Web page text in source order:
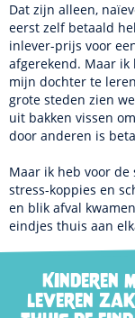
Dat zijn alleen,
eerst zelf betaald
inlever-prijs voor
afgerekend. Maar
mijn dochter te
grote steden zien
uit bakken vissen
door anderen is
Maar ik heb voor
stress-koppies en
en blik afval
eindjes thuis aan
Kinderen
leveren